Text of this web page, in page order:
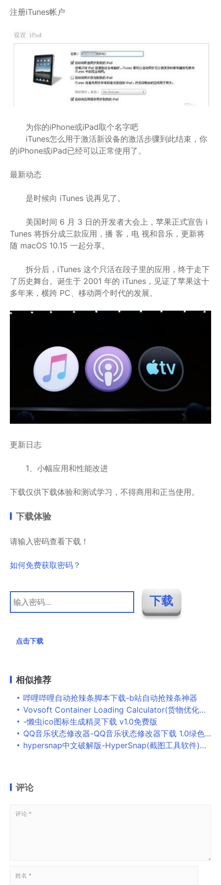
注册iTunes帐户
为你的iPhone或iPad取个名字吧
iTunes怎么用于激活新设备的激活步骤到此结束，你
的iPhone或iPad已经可以正常使用了。
最新动态
是时候向 iTunes 说再见了。
美国时间 6 月 3 日的开发者大会上，苹果正式宣告 i
Tunes 将拆分成三款应用，播 客，电 视和音乐，更新将
随 macOS 10.15 一起分享。
拆分后，iTunes 这个只活在段子里的应用，终于走下
了历史舞台。诞生于 2001 年的 iTunes，见证了苹果这十
多年来，横跨 PC、移动两个时代的发展。
更新日志
1、小幅应用和性能改进
下载仅供下载体验和测试学习，不得商用和正当使用。
下载体验
请输入密码查看下载！
如何免费获取密码？
点击下载
相似推荐
哔哩哔哩自动抢辣条脚本下载-b站自动抢辣条神器
Vovsoft Container Loading Calculator(货物优化软件)下载 v1.3官方版
-懒虫ico图标生成精灵下载 v1.0免费版
QQ音乐状态修改器-QQ音乐状态修改器下载 1.0绿色版
hypersnap中文破解版-HyperSnap(截图工具软件)下载 v8.24.00个人版
评论